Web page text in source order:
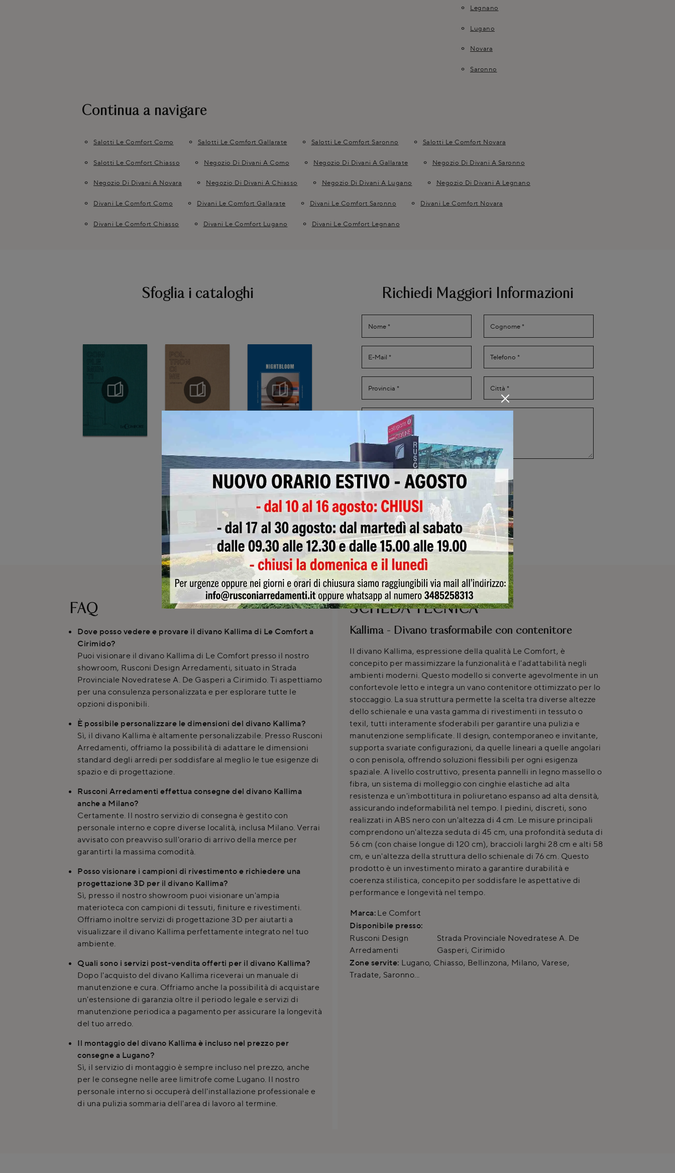
Legnano
Lugano
Novara
Saronno
Continua a navigare
Salotti Le Comfort Como Salotti Le Comfort Gallarate Salotti Le Comfort Saronno Salotti Le Comfort Novara
Salotti Le Comfort Chiasso Negozio Di Divani A Como Negozio Di Divani A Gallarate Negozio Di Divani A Saronno
Negozio Di Divani A Novara Negozio Di Divani A Chiasso Negozio Di Divani A Lugano Negozio Di Divani A Legnano
Divani Le Comfort Como Divani Le Comfort Gallarate Divani Le Comfort Saronno Divani Le Comfort Novara
Divani Le Comfort Chiasso Divani Le Comfort Lugano Divani Le Comfort Legnano
Sfoglia i cataloghi Richiedi Maggiori Informazioni
Ho preso visione della Privacy Policy
Invia
FAQ
Dove posso vedere e provare il divano Kallima di Le Comfort a
Cirimido?
Puoi visionare il divano Kallima di Le Comfort presso il nostro
showroom, Rusconi Design Arredamenti, situato in Strada
Provinciale Novedratese A. De Gasperi a Cirimido. Ti aspettiamo
per una consulenza personalizzata e per esplorare tutte le
opzioni disponibili.
È possibile personalizzare le dimensioni del divano Kallima?
Sì, il divano Kallima è altamente personalizzabile. Presso Rusconi
Arredamenti, offriamo la possibilità di adattare le dimensioni
standard degli arredi per soddisfare al meglio le tue esigenze di
spazio e di progettazione.
Rusconi Arredamenti effettua consegne del divano Kallima
anche a Milano?
Certamente. Il nostro servizio di consegna è gestito con
personale interno e copre diverse località, inclusa Milano. Verrai
avvisato con preavviso sull'orario di arrivo della merce per
garantirti la massima comodità.
Posso visionare i campioni di rivestimento e richiedere una
progettazione 3D per il divano Kallima?
Sì, presso il nostro showroom puoi visionare un'ampia
materioteca con campioni di tessuti, finiture e rivestimenti.
Offriamo inoltre servizi di progettazione 3D per aiutarti a
visualizzare il divano Kallima perfettamente integrato nel tuo
ambiente.
Quali sono i servizi post-vendita offerti per il divano Kallima?
Dopo l'acquisto del divano Kallima riceverai un manuale di
manutenzione e cura. Offriamo anche la possibilità di acquistare
un'estensione di garanzia oltre il periodo legale e servizi di
manutenzione periodica a pagamento per assicurare la longevità
del tuo arredo.
Il montaggio del divano Kallima è incluso nel prezzo per
consegne a Lugano?
Sì, il servizio di montaggio è sempre incluso nel prezzo, anche
per le consegne nelle aree limitrofe come Lugano. Il nostro
personale interno si occuperà dell'installazione professionale e
di una pulizia sommaria dell'area di lavoro al termine.
SCHEDA TECNICA
Kallima - Divano trasformabile con contenitore
Il divano Kallima, espressione della qualità Le Comfort, è
concepito per massimizzare la funzionalità e l'adattabilità negli
ambienti moderni. Questo modello si converte agevolmente in un
confortevole letto e integra un vano contenitore ottimizzato per lo
stoccaggio. La sua struttura permette la scelta tra diverse altezze
dello schienale e una vasta gamma di rivestimenti in tessuto o
texil, tutti interamente sfoderabili per garantire una pulizia e
manutenzione semplificate. Il design, contemporaneo e invitante,
supporta svariate configurazioni, da quelle lineari a quelle angolari
o con penisola, offrendo soluzioni flessibili per ogni esigenza
spaziale. A livello costruttivo, presenta pannelli in legno massello o
fibra, un sistema di molleggio con cinghie elastiche ad alta
resistenza e un'imbottitura in poliuretano espanso ad alta densità,
assicurando indeformabilità nel tempo. I piedini, discreti, sono
realizzati in ABS nero con un'altezza di 4 cm. Le misure principali
comprendono un'altezza seduta di 45 cm, una profondità seduta di
56 cm (con chaise longue di 120 cm), braccioli larghi 28 cm e alti 58
cm, e un'altezza della struttura dello schienale di 76 cm. Questo
prodotto è un investimento mirato a garantire durabilità e
coerenza stilistica, concepito per soddisfare le aspettative di
performance e longevità nel tempo.
Marca: Le Comfort
Disponibile presso:
Rusconi Design
Arredamenti
Strada Provinciale Novedratese A. De
Gasperi, Cirimido
Zone servite: Lugano, Chiasso, Bellinzona, Milano, Varese,
Tradate, Saronno...